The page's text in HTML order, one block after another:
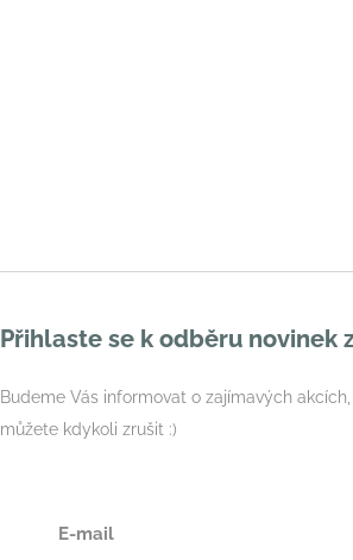
Přihlaste se k odběru novinek
Budeme Vás informovat o zajímavých
můžete kdykoli zrušit :)
E-mail